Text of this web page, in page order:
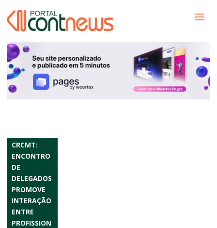
CRCMT:
ENCONTRO
DE
DELEGADOS
PROMOVE
INTERAÇÃO
ENTRE
PROFISSION